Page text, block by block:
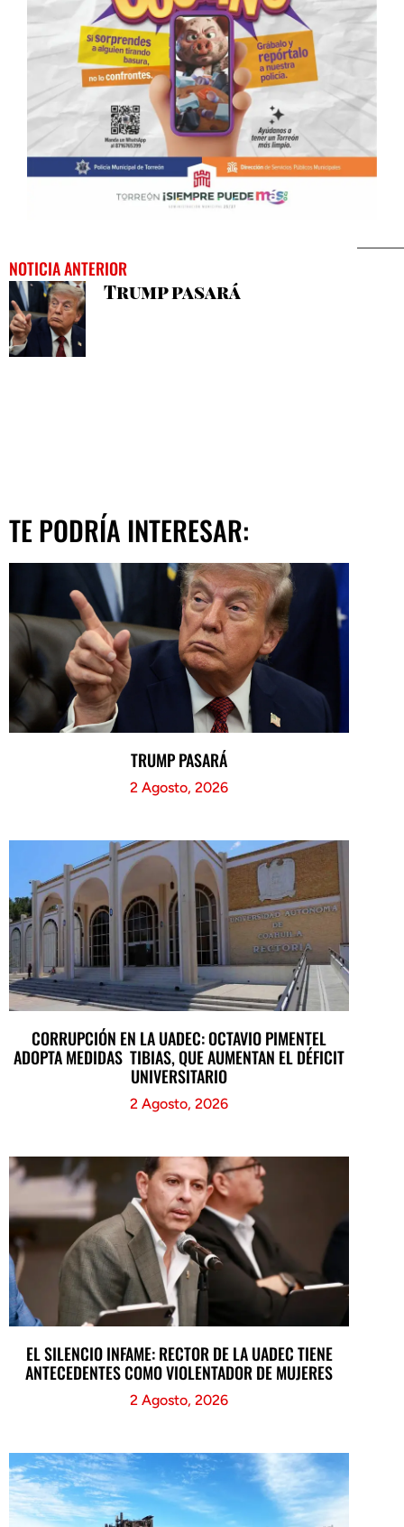
NOTICIA ANTERIOR
Trump pasará
TE PODRÍA INTERESAR:
TRUMP PASARÁ
2 Agosto, 2026
CORRUPCIÓN EN LA UADEC: OCTAVIO PIMENTEL
ADOPTA MEDIDAS TIBIAS, QUE AUMENTAN EL DÉFICIT
UNIVERSITARIO
2 Agosto, 2026
EL SILENCIO INFAME: RECTOR DE LA UADEC TIENE
ANTECEDENTES COMO VIOLENTADOR DE MUJERES
2 Agosto, 2026